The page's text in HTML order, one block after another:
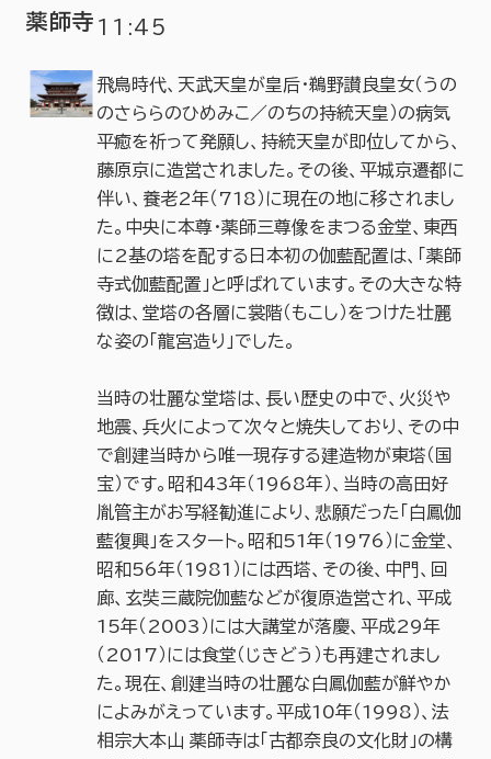
薬師寺 11:45
飛鳥時代、天武天皇が皇后・鵜野讃良皇女（うの
のさららのひめみこ／のちの持統天皇）の病気
平癒を祈って発願し、持統天皇が即位してから、
藤原京に造営されました。その後、平城京遷都に
伴い、養老2年（718）に現在の地に移されまし
た。中央に本尊・薬師三尊像をまつる金堂、東西
に2基の塔を配する日本初の伽藍配置は、「薬師
寺式伽藍配置」と呼ばれています。その大きな特
徴は、堂塔の各層に裳階（もこし）をつけた壮麗
な姿の「龍宮造り」でした。
当時の壮麗な堂塔は、長い歴史の中で、火災や
地震、兵火によって次々と焼失しており、その中
で創建当時から唯一現存する建造物が東塔（国
宝）です。昭和43年（1968年）、当時の高田好
胤管主がお写経勧進により、悲願だった「白鳳伽
藍復興」をスタート。昭和51年（1976）に金堂、
昭和56年（1981）には西塔、その後、中門、回
廊、玄奘三蔵院伽藍などが復原造営され、平成
15年（2003）には大講堂が落慶、平成29年
（2017）には食堂（じきどう）も再建されまし
た。現在、創建当時の壮麗な白鳳伽藍が鮮やか
によみがえっています。平成10年（1998）、法
相宗大本山 薬師寺は「古都奈良の文化財」の構